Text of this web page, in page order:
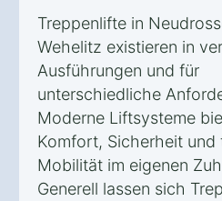
Treppenlifte in
Wehelitz existieren in
Ausführungen und für
unterschiedliche
Moderne Liftsysteme
Komfort, Sicherheit und
Mobilität im eigenen
Generell lassen sich